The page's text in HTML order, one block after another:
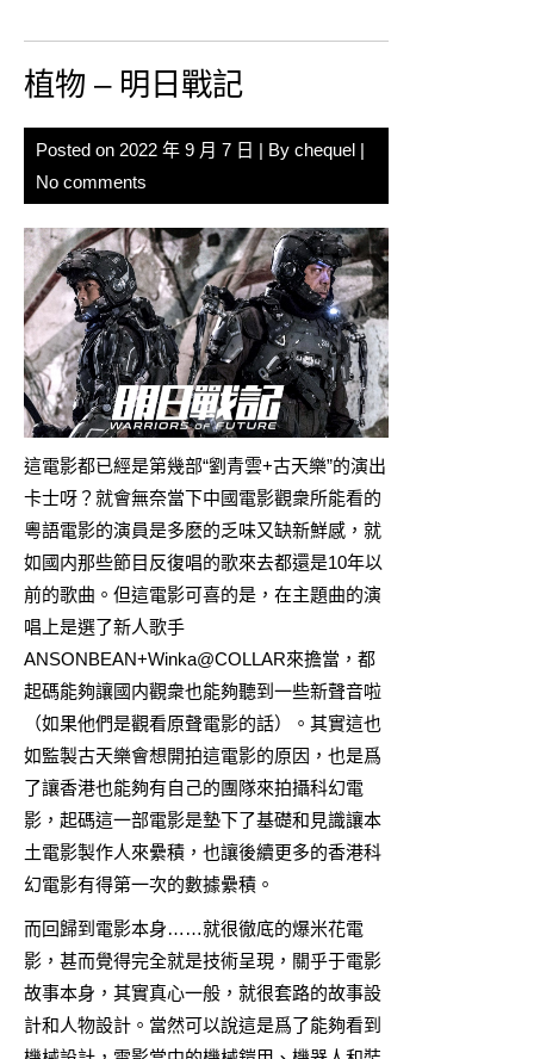
植物 – 明日戰記
Posted on 2022 年 9 月 7 日 | By chequel |
No comments
這電影都已經是第幾部“劉青雲+古天樂”的演出
卡士呀？就會無奈當下中國電影觀衆所能看的
粵語電影的演員是多麽的乏味又缺新鮮感，就
如國内那些節目反復唱的歌來去都還是10年以
前的歌曲。但這電影可喜的是，在主題曲的演
唱上是選了新人歌手
ANSONBEAN+Winka@COLLAR來擔當，都
起碼能夠讓國内觀衆也能夠聽到一些新聲音啦
（如果他們是觀看原聲電影的話）。其實這也
如監製古天樂會想開拍這電影的原因，也是爲
了讓香港也能夠有自己的團隊來拍攝科幻電
影，起碼這一部電影是墊下了基礎和見識讓本
土電影製作人來纍積，也讓後續更多的香港科
幻電影有得第一次的數據纍積。
而回歸到電影本身……就很徹底的爆米花電
影，甚而覺得完全就是技術呈現，關乎于電影
故事本身，其實真心一般，就很套路的故事設
計和人物設計。當然可以說這是爲了能夠看到